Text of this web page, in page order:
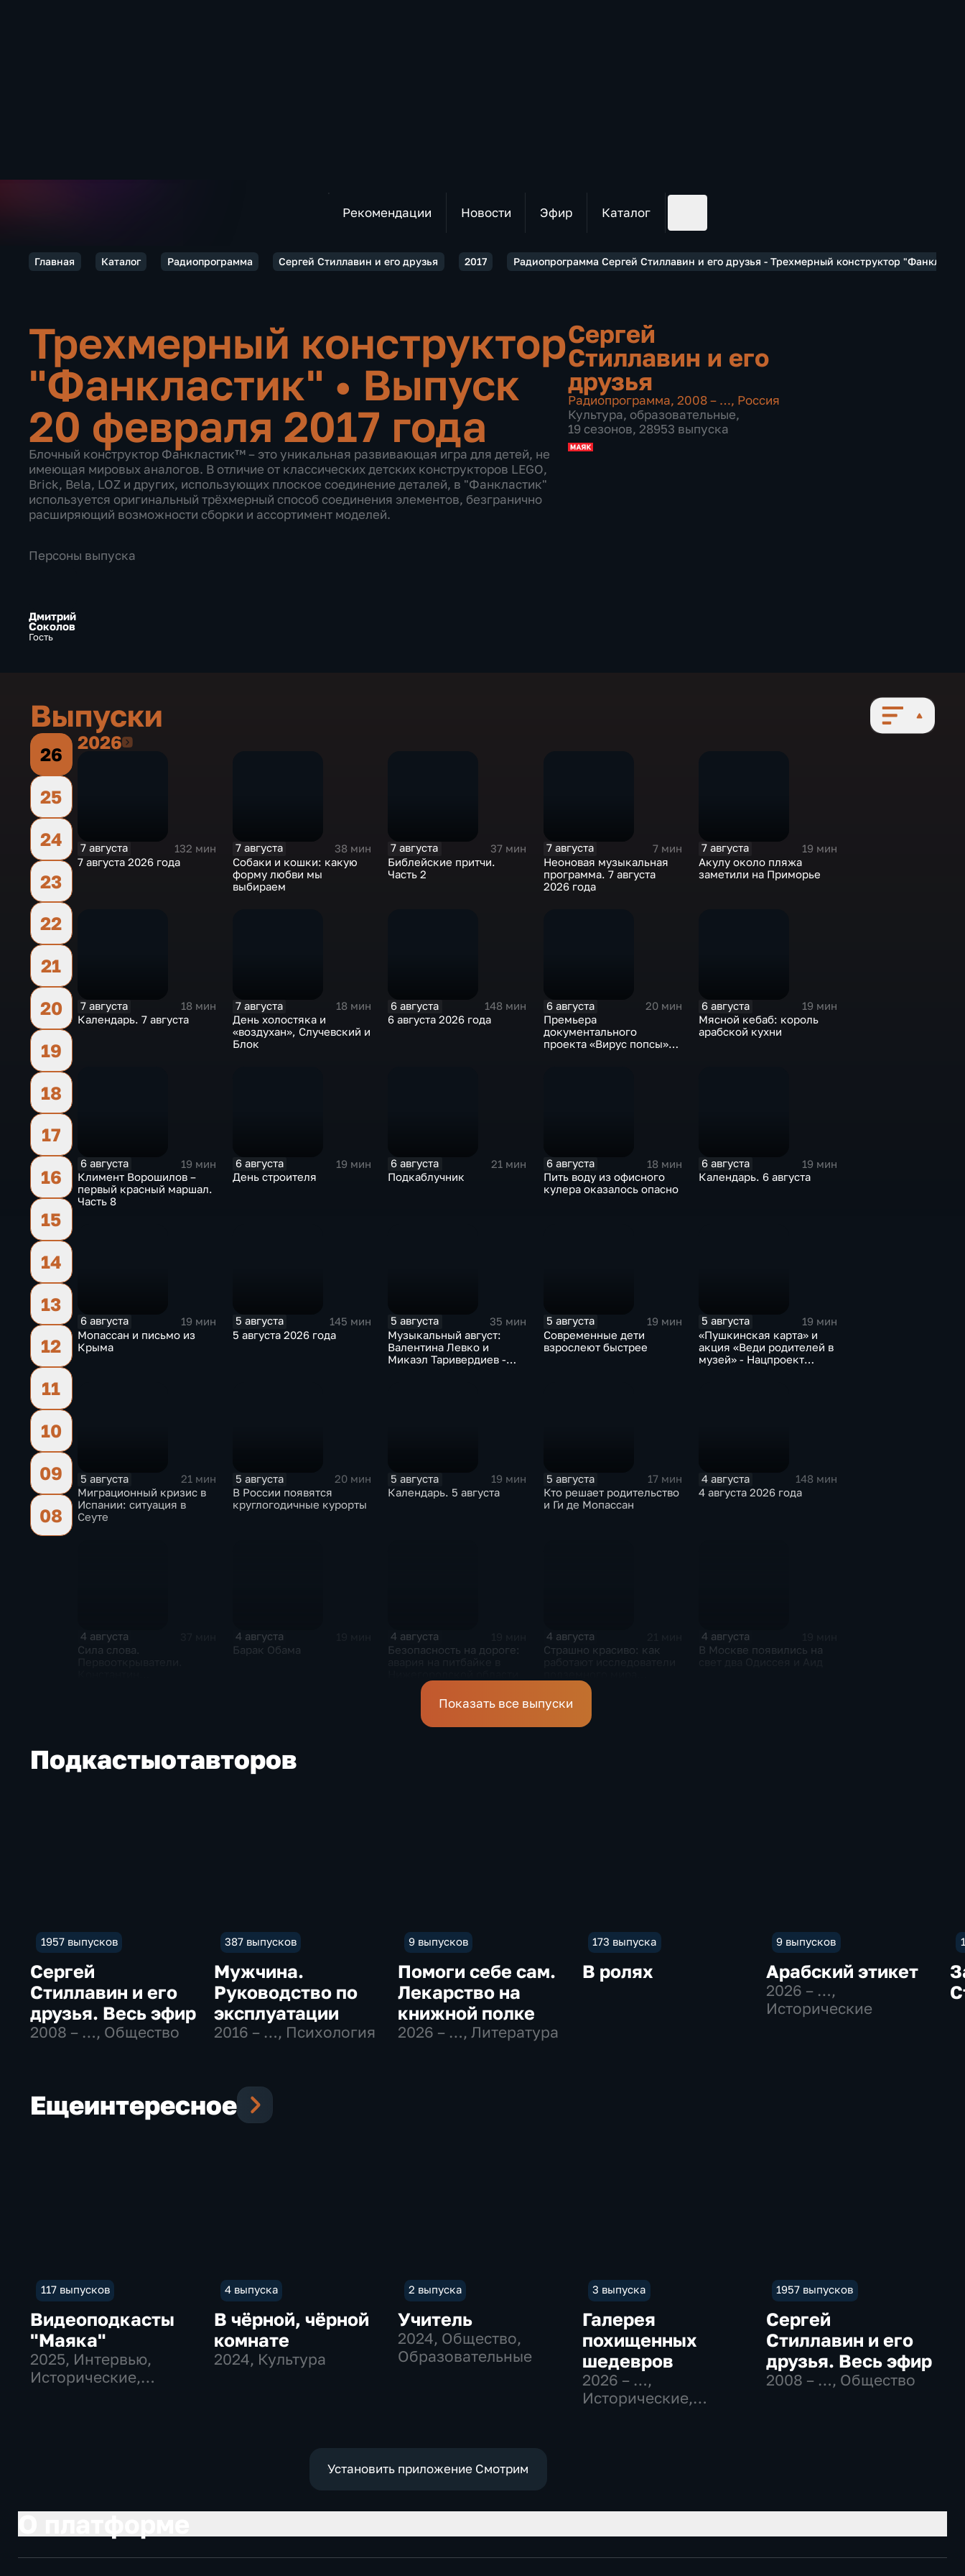
Рекомендации Новости Эфир Каталог
Главная Каталог Радиопрограмма Сергей Стиллавин и его друзья 2017 Радиопрограмма Сергей Стиллавин и его друзья - Трехмерный конструктор
Трехмерный конструктор
"Фанкластик" • Выпуск
20 февраля 2017 года
Блочный конструктор Фанкластик™ – это уникальная развивающая игра для детей, не
имеющая мировых аналогов. В отличие от классических детских конструкторов LEGO,
Brick, Bela, LOZ и других, использующих плоское соединение деталей, в "Фанкластик"
используется оригинальный трёхмерный способ соединения элементов, безгранично
расширяющий возможности сборки и ассортимент моделей.
Сергей
Стиллавин и его
друзья
Радиопрограмма, 2008 – …, Россия
Культура, образовательные,
19 сезонов, 28953 выпуска
Персоны выпуска
Дмитрий
Соколов
Гость
Выпуски
26
25
24
23
22
21
20
19
18
17
16
15
14
13
12
11
10
09
08
20262026
7 августа
132 мин
7 августа 2026 года
7 августа
38 мин
Собаки и кошки: какую
форму любви мы
выбираем
7 августа
37 мин
Библейские притчи.
Часть 2
7 августа
7 мин
Неоновая музыкальная
программа. 7 августа
2026 года
7 августа
19 мин
Акулу около пляжа
заметили на Приморье
7 августа
18 мин
Календарь. 7 августа
7 августа
18 мин
День холостяка и
«воздухан», Случевский и
Блок
6 августа
148 мин
6 августа 2026 года
6 августа
20 мин
Премьера
документального
проекта «Вирус попсы»
6 августа
19 мин
Мясной кебаб: король
арабской кухни
6 августа
19 мин
Климент Ворошилов –
первый красный маршал.
Часть 8
6 августа
19 мин
День строителя
6 августа
21 мин
Подкаблучник
6 августа
18 мин
Пить воду из офисного
кулера оказалось опасно
6 августа
19 мин
Календарь. 6 августа
6 августа
19 мин
Мопассан и письмо из
Крыма
5 августа
145 мин
5 августа 2026 года
5 августа
35 мин
Музыкальный август:
Валентина Левко и
Микаэл Таривердиев -
5 августа
19 мин
Современные дети
взрослеют быстрее
5 августа
19 мин
«Пушкинская карта» и
акция «Веди родителей в
музей» - Нацпроект
5 августа
21 мин
Миграционный кризис в
Испании: ситуация в
Сеуте
5 августа
20 мин
В России появятся
круглогодичные курорты
5 августа
19 мин
Календарь. 5 августа
5 августа
17 мин
Кто решает родительство
и Ги де Мопассан
4 августа
148 мин
4 августа 2026 года
4 августа
Сила слова.
4 августа
Барак Обама
4 августа
Безопасность на дороге:
4 августа
Страшно красиво: как
спелеологи
4 августа
В Москве появились на
Показать все выпуски
Подкастыотавторов
1957 выпусков
Сергей
Стиллавин и его
друзья. Весь эфир
2008 – …, Общество
387 выпусков
Мужчина.
Руководство по
эксплуатации
2016 – …, Психология
9 выпусков
Помоги себе сам.
Лекарство на
книжной полке
2026 – …, Литература
173 выпуска
В ролях
9 выпусков
Арабский этикет
2026 – …,
Исторические
Ещеинтересное
117 выпусков
Видеоподкасты
"Маяка"
2025, Интервью,
Исторические,
4 выпуска
В чёрной, чёрной
комнате
2024, Культура
2 выпуска
Учитель
2024, Общество,
Образовательные
3 выпуска
Галерея
похищенных
шедевров
2026 – …,
Исторические,
1957 выпусков
Сергей
Стиллавин и его
друзья. Весь эфир
2008 – …, Общество
Установить приложение Смотрим